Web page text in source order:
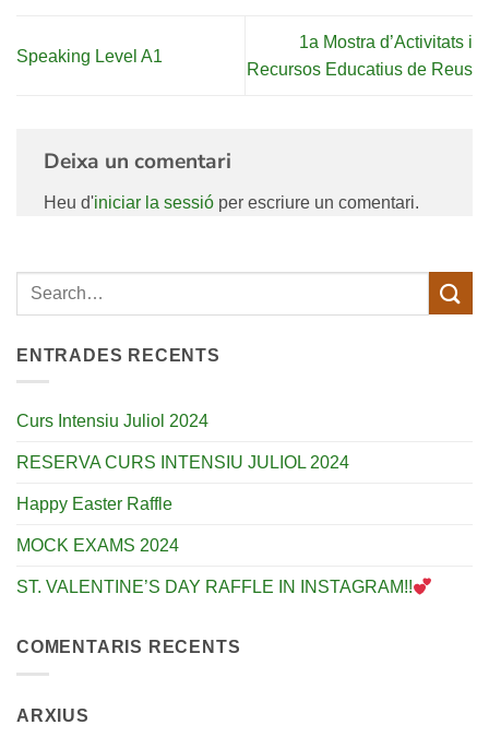
Speaking Level A1
1a Mostra d’Activitats i
Recursos Educatius de Reus
Deixa un comentari
Heu d'iniciar la sessió per escriure un comentari.
ENTRADES RECENTS
Curs Intensiu Juliol 2024
RESERVA CURS INTENSIU JULIOL 2024
Happy Easter Raffle
MOCK EXAMS 2024
ST. VALENTINE’S DAY RAFFLE IN INSTAGRAM!!
COMENTARIS RECENTS
ARXIUS